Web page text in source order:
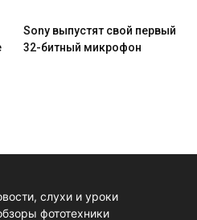
Sony выпустят свой первый
32-битный микрофон